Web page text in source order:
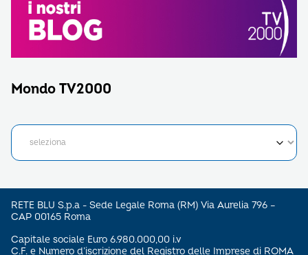
Mondo TV2000
RETE BLU S.p.a - Sede Legale Roma (RM) Via Aurelia 796 –
CAP 00165 Roma
Capitale sociale Euro 6.980.000,00 i.v
C.F. e Numero d’iscrizione del Registro delle Imprese di ROMA